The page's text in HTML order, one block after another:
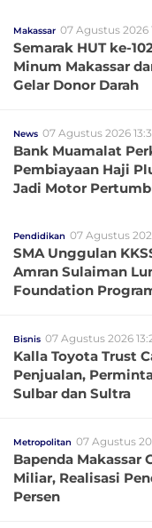
Makassar 07 Agustus 2026
Semarak HUT ke-
Minum Makassar
Gelar Donor Darah
News 07 Agustus 2026
Bank Muamalat
Pembiayaan Haji
Jadi Motor
Pendidikan 07 Agustus
SMA Unggulan
Amran Sulaiman
Foundation
Bisnis 07 Agustus 2026
Kalla Toyota Trust
Penjualan,
Sulbar dan Sultra
Metropolitan 07 Agustus
Bapenda Makassar
Miliar, Realisasi
Persen